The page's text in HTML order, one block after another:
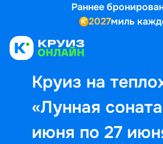
Раннее
2027миль
Круиз на
«Лунная
июня по 27
Выбор кают